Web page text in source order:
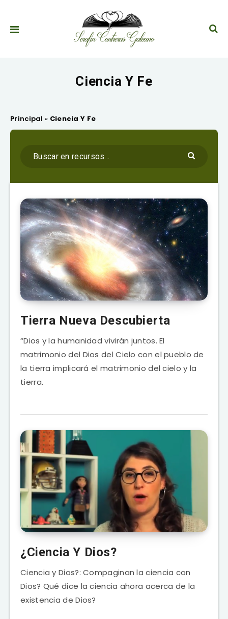
Ciencia Y Fe
Principal » Ciencia Y Fe
Tierra Nueva Descubierta
“Dios y la humanidad vivirán juntos. El
matrimonio del Dios del Cielo con el pueblo de
la tierra implicará el matrimonio del cielo y la
tierra.
¿Ciencia Y Dios?
Ciencia y Dios?: Compaginan la ciencia con
Dios? Qué dice la ciencia ahora acerca de la
existencia de Dios?